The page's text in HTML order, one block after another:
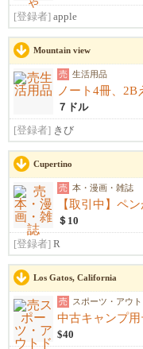
[登録者] apple
Mountain view
売 生活用品
ノート4冊、2B
７ドル
[登録者] きび
Cupertino
売 本・漫画・雑誌
＄10
[登録者] R
Los Gatos, California
売 スポーツ・アウ
中古キャンプ
$40